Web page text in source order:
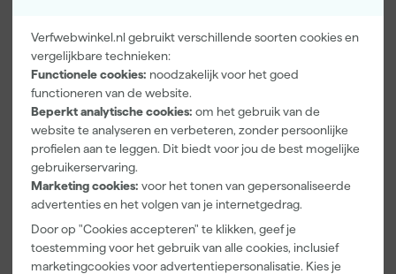
Verfwebwinkel.nl gebruikt verschillende soorten cookies en
vergelijkbare technieken:
Functionele cookies: noodzakelijk voor het goed
functioneren van de website.
Beperkt analytische cookies: om het gebruik van de
website te analyseren en verbeteren, zonder persoonlijke
profielen aan te leggen. Dit biedt voor jou de best mogelijke
gebruikerservaring.
Marketing cookies: voor het tonen van gepersonaliseerde
advertenties en het volgen van je internetgedrag.
Door op "Cookies accepteren" te klikken, geef je
toestemming voor het gebruik van alle cookies, inclusief
marketingcookies voor advertentiepersonalisatie. Kies je
iets mis met de kleur neem dan contact op met de
klantenservice. Wil je zakelijk bestellen lees dan verder over
zakelijk bestellen.
Paintura
Lucamax
Washi tape -
50mx24mm
Morgen
bezorgd
Adviesprijs 6,00
3,
Go!Paint Roll
And Go
Verfbak -
12cm Roller -
0,5L + 5
Inzetbakken
Morgen
bezorgd
99
incl. BTW
Klingspor
100X70X25m
m Sk 500
P220
Morgen
bezorgd
1,39
incl. BTW